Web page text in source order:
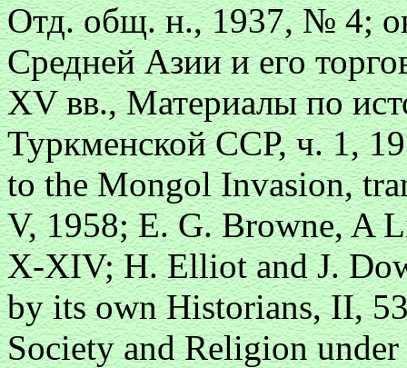
Отд. общ. н., 1937, № 4;
Средней Азии и его
XV вв., Материалы по
Туркменской ССР, ч. 1,
to the Mongol Invasion,
V, 1958; E. G. Browne, A
X-XIV; H. Elliot and J.
by its own Historians, II,
Society and Religion